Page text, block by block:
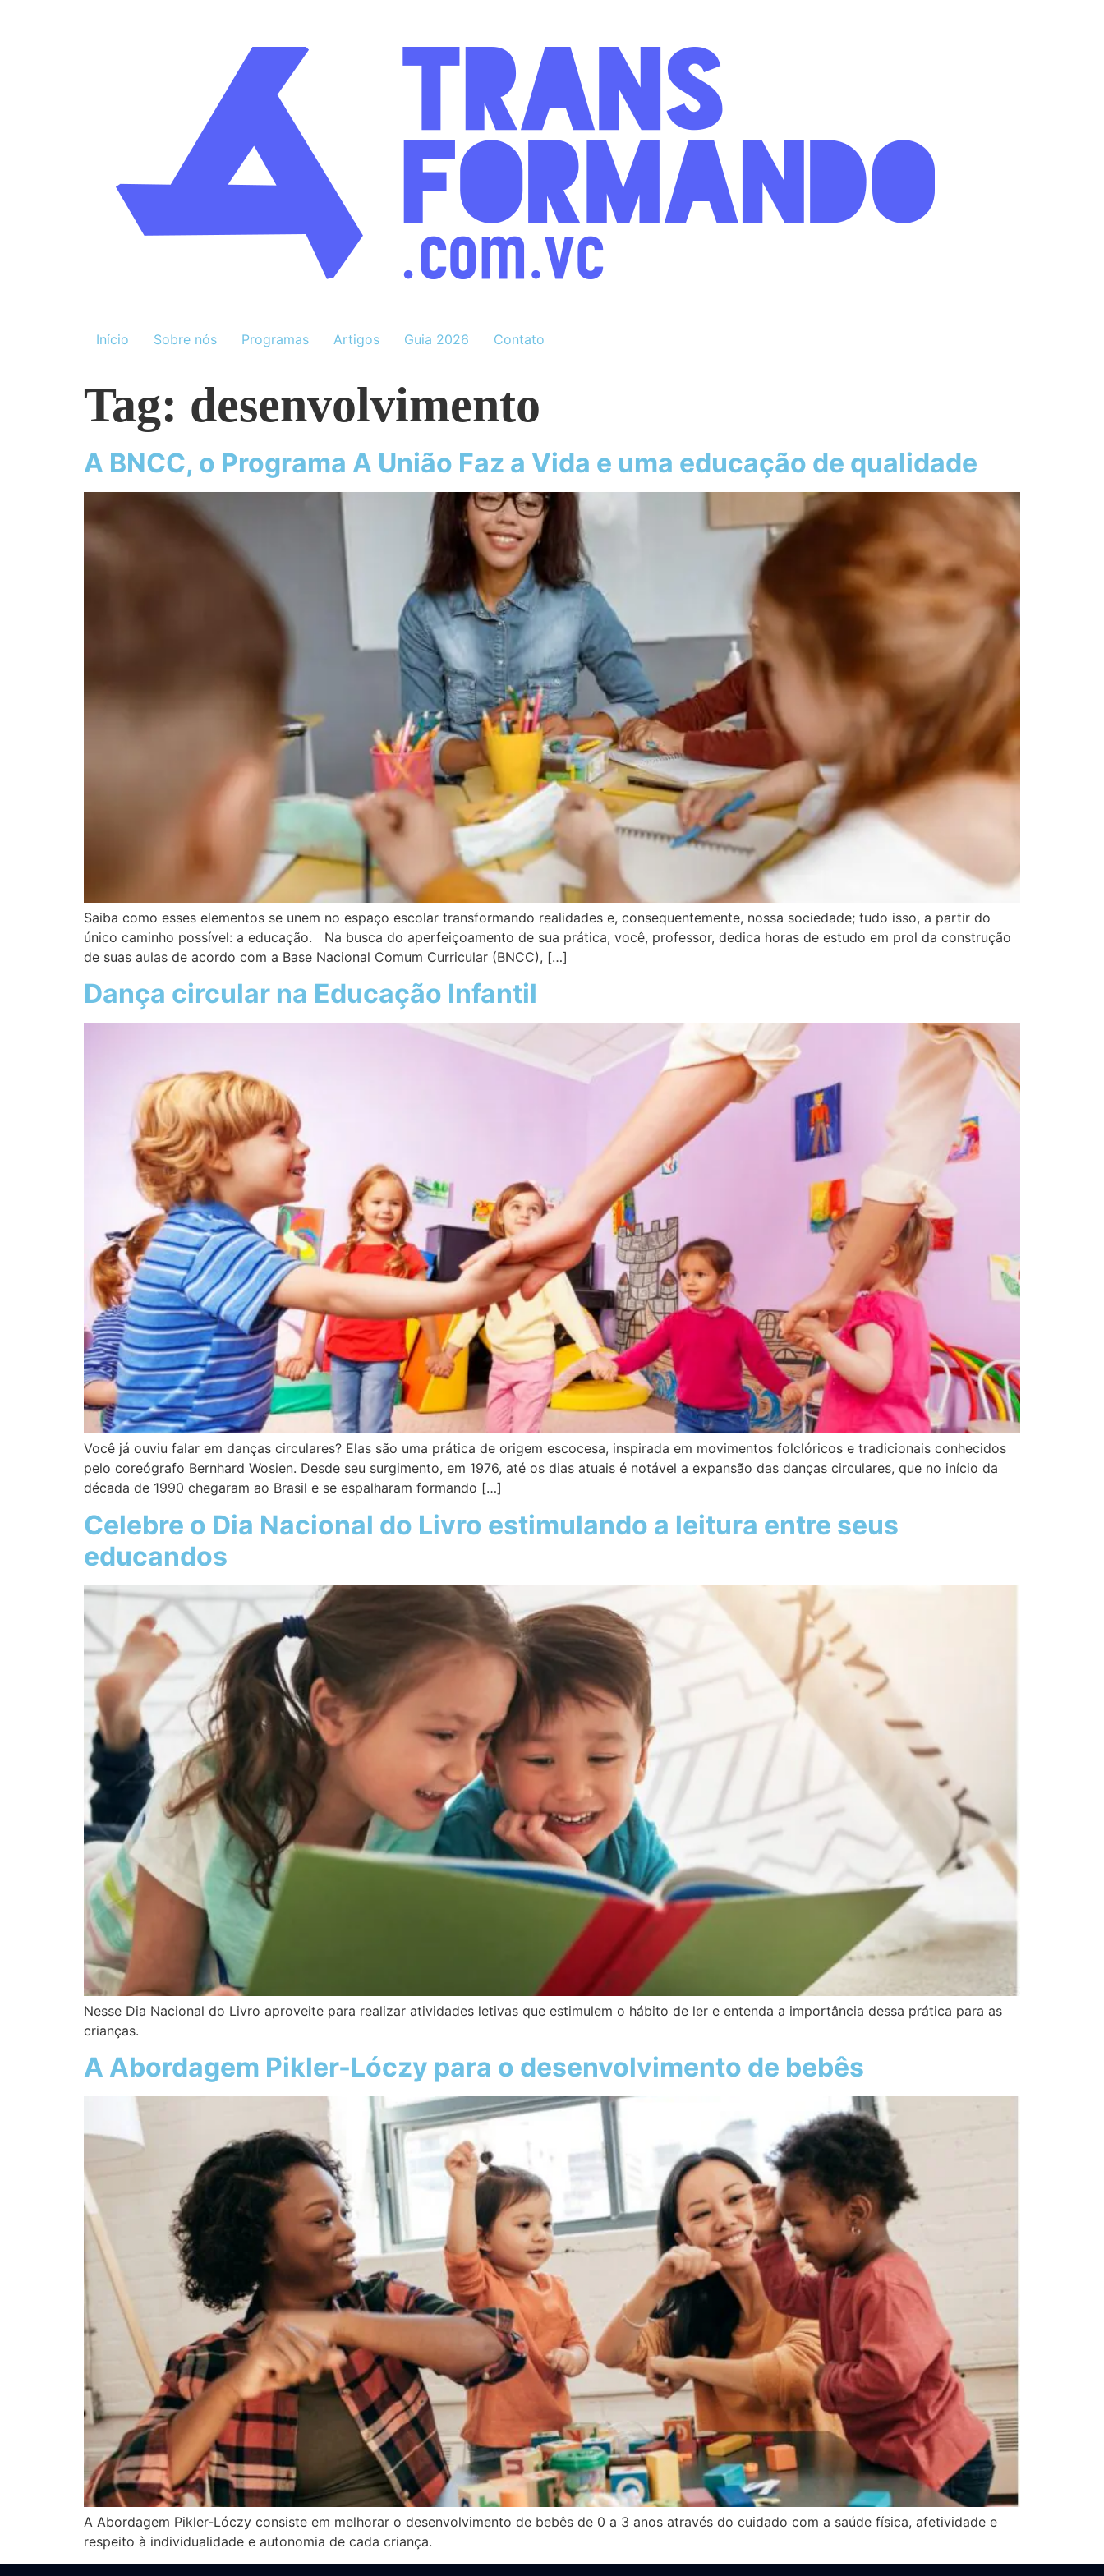
Início Sobre nós Programas Artigos Guia 2026 Contato
Tag: desenvolvimento
A BNCC, o Programa A União Faz a Vida e uma educação de qualidade
Saiba como esses elementos se unem no espaço escolar transformando realidades e, consequentemente, nossa sociedade; tudo isso, a partir do
único caminho possível: a educação. Na busca do aperfeiçoamento de sua prática, você, professor, dedica horas de estudo em prol da construção
de suas aulas de acordo com a Base Nacional Comum Curricular (BNCC), […]
Dança circular na Educação Infantil
Você já ouviu falar em danças circulares? Elas são uma prática de origem escocesa, inspirada em movimentos folclóricos e tradicionais conhecidos
pelo coreógrafo Bernhard Wosien. Desde seu surgimento, em 1976, até os dias atuais é notável a expansão das danças circulares, que no início da
década de 1990 chegaram ao Brasil e se espalharam formando […]
Celebre o Dia Nacional do Livro estimulando a leitura entre seus
educandos
Nesse Dia Nacional do Livro aproveite para realizar atividades letivas que estimulem o hábito de ler e entenda a importância dessa prática para as
crianças.
A Abordagem Pikler-Lóczy para o desenvolvimento de bebês
A Abordagem Pikler-Lóczy consiste em melhorar o desenvolvimento de bebês de 0 a 3 anos através do cuidado com a saúde física, afetividade e
respeito à individualidade e autonomia de cada criança.